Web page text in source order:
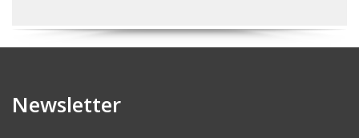
Newsletter